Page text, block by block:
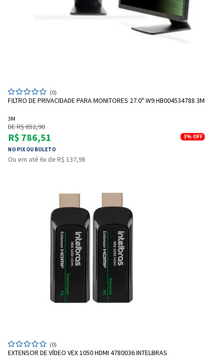
(0)
FILTRO DE PRIVACIDADE PARA MONITORES 27.0" W9 HB004534788 3M
3M
DE R$ 852,90
R$ 786,51
NO PIX OU BOLETO
3% OFF
Ou em até 6x de R$ 137,98
(0)
EXTENSOR DE VÍDEO VEX 1050 HDMI 4780036 INTELBRAS